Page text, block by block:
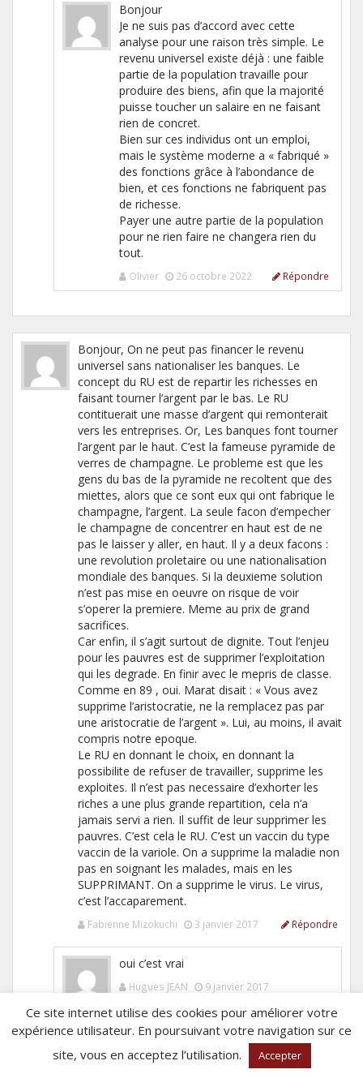
Bonjour
Je ne suis pas d’accord avec cette
analyse pour une raison très simple. Le
revenu universel existe déjà : une faible
partie de la population travaille pour
produire des biens, afin que la majorité
puisse toucher un salaire en ne faisant
rien de concret.
Bien sur ces individus ont un emploi,
mais le système moderne a « fabriqué »
des fonctions grâce à l’abondance de
bien, et ces fonctions ne fabriquent pas
de richesse.
Payer une autre partie de la population
pour ne rien faire ne changera rien du
tout.
Olivier 26 octobre 2022 Répondre
Bonjour, On ne peut pas financer le revenu
universel sans nationaliser les banques. Le
concept du RU est de repartir les richesses en
faisant tourner l’argent par le bas. Le RU
contituerait une masse d’argent qui remonterait
vers les entreprises. Or, Les banques font tourner
l’argent par le haut. C’est la fameuse pyramide de
verres de champagne. Le probleme est que les
gens du bas de la pyramide ne recoltent que des
miettes, alors que ce sont eux qui ont fabrique le
champagne, l’argent. La seule facon d’empecher
le champagne de concentrer en haut est de ne
pas le laisser y aller, en haut. Il y a deux facons :
une revolution proletaire ou une nationalisation
mondiale des banques. Si la deuxieme solution
n’est pas mise en oeuvre on risque de voir
s’operer la premiere. Meme au prix de grand
sacrifices.
Car enfin, il s’agit surtout de dignite. Tout l’enjeu
pour les pauvres est de supprimer l’exploitation
qui les degrade. En finir avec le mepris de classe.
Comme en 89 , oui. Marat disait : « Vous avez
supprime l’aristocratie, ne la remplacez pas par
une aristocratie de l’argent ». Lui, au moins, il avait
compris notre epoque.
Le RU en donnant le choix, en donnant la
possibilite de refuser de travailler, supprime les
exploites. Il n’est pas necessaire d’exhorter les
riches a une plus grande repartition, cela n’a
jamais servi a rien. Il suffit de leur supprimer les
pauvres. C’est cela le RU. C’est un vaccin du type
vaccin de la variole. On a supprime la maladie non
pas en soignant les malades, mais en les
SUPPRIMANT. On a supprime le virus. Le virus,
c’est l’accaparement.
Fabienne Mizokuchi 3 janvier 2017 Répondre
oui c’est vrai
Hugues JEAN
9 janvier 2017
Comme en médecine asiatique où l’on
va chez le docteur quand on va bien, ça
Ce site internet utilise des cookies pour améliorer votre
expérience utilisateur. En poursuivant votre navigation sur ce
site, vous en acceptez l’utilisation.
Accepter